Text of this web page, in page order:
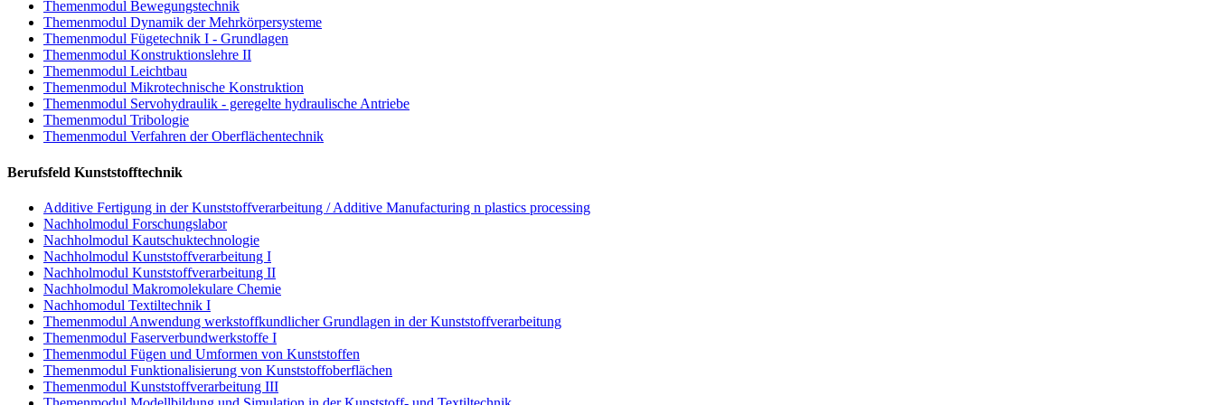
Themenmodul Bewegungstechnik
Themenmodul Dynamik der Mehrkörpersysteme
Themenmodul Fügetechnik I - Grundlagen
Themenmodul Konstruktionslehre II
Themenmodul Leichtbau
Themenmodul Mikrotechnische Konstruktion
Themenmodul Servohydraulik - geregelte hydraulische Antriebe
Themenmodul Tribologie
Themenmodul Verfahren der Oberflächentechnik
Berufsfeld Kunststofftechnik
Additive Fertigung in der Kunststoffverarbeitung / Additive Manufacturing n plastics processing
Nachholmodul Forschungslabor
Nachholmodul Kautschuktechnologie
Nachholmodul Kunststoffverarbeitung I
Nachholmodul Kunststoffverarbeitung II
Nachholmodul Makromolekulare Chemie
Nachhomodul Textiltechnik I
Themenmodul Anwendung werkstoffkundlicher Grundlagen in der Kunststoffverarbeitung
Themenmodul Faserverbundwerkstoffe I
Themenmodul Fügen und Umformen von Kunststoffen
Themenmodul Funktionalisierung von Kunststoffoberflächen
Themenmodul Kunststoffverarbeitung III